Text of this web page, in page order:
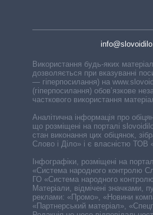
Використання будь-яких
дозволяється при вказуванні
— гіперпосилання) на
(гіперпосилання) обов’язкове
часткового використання
Аналітична інформація про
що розміщені на порталі
стан виконання цих обіцянок,
Слово і Діло» і є власністю ТОВ
Інфографіки, розміщені на
«Система народного контролю
ГО «Система народного
Матеріали, відмічені значками,
реклами: «Промо», «Новини
«Партнерський матеріал»,